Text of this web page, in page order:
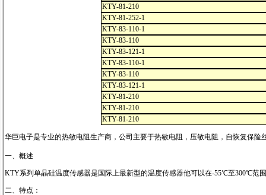
KTY-81-210
KTY-81-252-1
KTY-83-110-1
KTY-83-110
KTY-83-121-1
KTY-83-110-1
KTY-83-110
KTY-83-121-1
KTY-81-210
KTY-81-210
KTY-81-210
华巨电子是专业的热敏电阻生产商，公司主要于热敏电阻，压敏电阻，自恢复保
一、概述
KTY系列单晶硅温度传感器是国际上最新型的温度传感器他可以在-55℃至300℃范
二、特点：